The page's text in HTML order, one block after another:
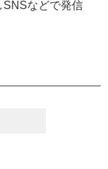
SNSなどで発信